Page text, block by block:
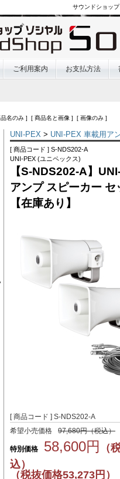
サウンドショッ
ご利用案内 お支払方法
名のみ ] [ 商品名と画像 ] [ 画像のみ ]
UNI-PEX > UNI-PEX 車載用ア
[ 商品コード ] S-NDS202-A
UNI-PEX (ユニペックス)
【S-NDS202-A】
アンプ スピーカー
【在庫あり】
[ 商品コード ] S-NDS202-A
希望小売価格
97,680円（税込）
特別価格 58,600円 （
込）
（税抜価格53,273円）